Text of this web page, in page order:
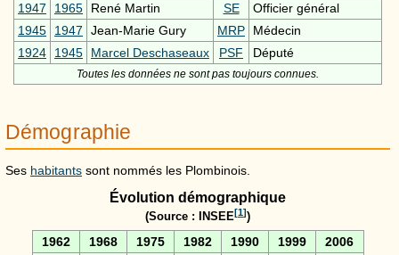
1947
1965 René Martin SE
Officier général
1945
1947 Jean-Marie Gury MRP
Médecin
1924
1945 Marcel Deschaseaux PSF Député
Toutes les données ne sont pas toujours connues.
Démographie
Ses habitants sont nommés les Plombinois.
Évolution démographique
(Source : INSEE[1])
1962 1968 1975 1982 1990 1999
2006